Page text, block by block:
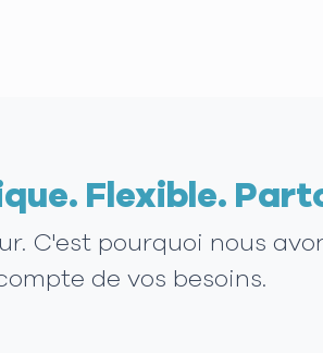
Flexible.
C'est pourquoi nous
de vos besoins.